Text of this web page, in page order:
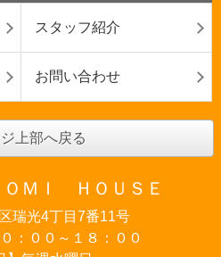
スタッフ紹介
お問い合わせ
上部へ戻る
ＯＭＩ ＨＯＵＳＥ
瑞光4丁目7番11号
：００～１８：００